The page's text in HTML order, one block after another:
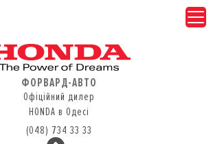
ФОРВАРД-АВТО
Офіційний дилер
HONDA в Одесі
(048) 734 33 33